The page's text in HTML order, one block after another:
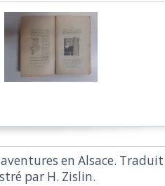
en Alsace. Traduit
par H. Zislin.‎